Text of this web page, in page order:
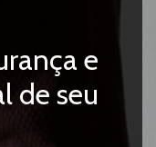
e
de seu